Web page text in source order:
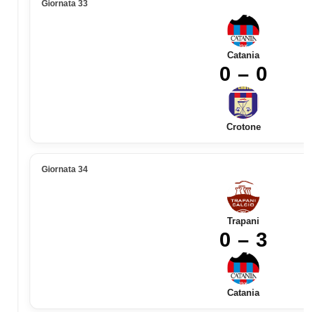
Giornata 33
Catania
0 – 0
Crotone
Giornata 34
Trapani
0 – 3
Catania